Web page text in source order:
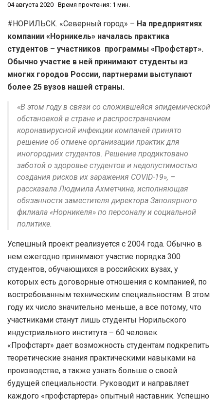
04 августа 2020 Время прочтения: 1 мин.
#НОРИЛЬСК. «Северный город» – На предприятиях
компании «Норникель» началась практика
студентов – участников программы «Профстарт».
Обычно участие в ней принимают студенты из
многих городов России, партнерами выступают
более 25 вузов нашей страны.
«В этом году в связи со сложившейся эпидемической
обстановкой в стране и распространением
коронавирусной инфекции компаней принято
решение об отмене организации практик для
иногородних студентов. Решение продиктовано
заботой о здоровье студентов и недопустимостью
создания рисков их заражения COVID-19», –
рассказала Людмила Ахметчина, исполняющая
обязанности заместителя директора Заполярного
филиала «Норникеля» по персоналу и социальной
политике.
Успешный проект реализуется с 2004 года. Обычно в
нем ежегодно принимают участие порядка 300
студентов, обучающихся в российских вузах, у
которых есть договорные отношения с компанией, по
востребованным техническим специальностям. В этом
году их число значительно меньше, а все потому, что
участниками станут лишь студенты Норильского
индустриального института – 60 человек.
«Профстарт» дает возможность студентам подкрепить
теоретические знания практическими навыками на
производстве, а также узнать больше о своей
будущей специальности. Руководит и направляет
каждого «профстартера» опытный наставник. Успешно